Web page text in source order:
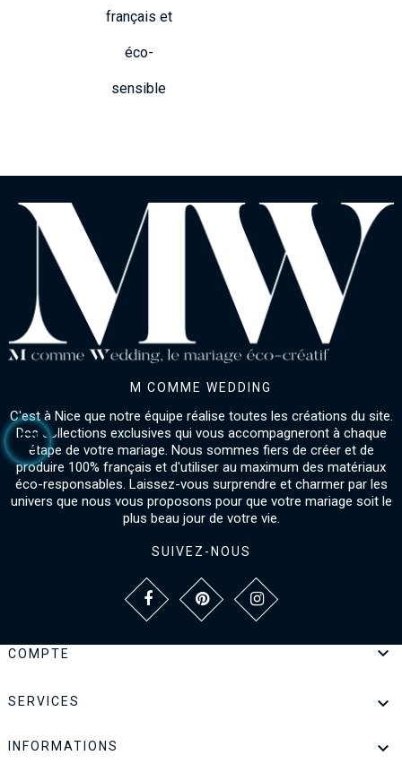
français et
éco-
sensible
M COMME WEDDING
C'est à Nice que notre équipe réalise toutes les créations du site.
Des collections exclusives qui vous accompagneront à chaque
étape de votre mariage. Nous sommes fiers de créer et de
produire 100% français et d'utiliser au maximum des matériaux
éco-responsables. Laissez-vous surprendre et charmer par les
univers que nous vous proposons pour que votre mariage soit le
plus beau jour de votre vie.
SUIVEZ-NOUS
COMPTE 
SERVICES 
INFORMATIONS 